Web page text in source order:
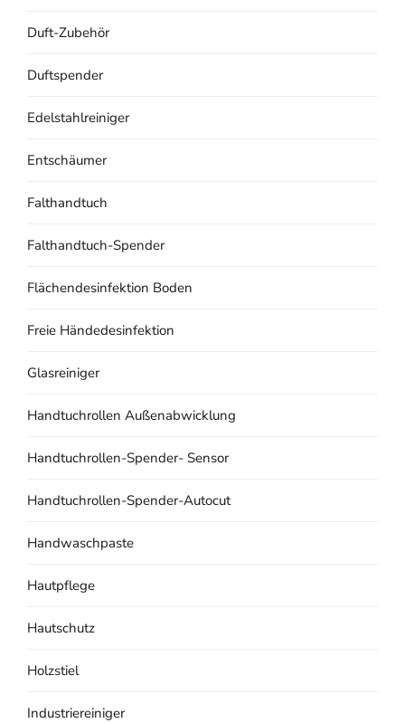
Duft-Zubehör
Duftspender
Edelstahlreiniger
Entschäumer
Falthandtuch
Falthandtuch-Spender
Flächendesinfektion Boden
Freie Händedesinfektion
Glasreiniger
Handtuchrollen Außenabwicklung
Handtuchrollen-Spender- Sensor
Handtuchrollen-Spender-Autocut
Handwaschpaste
Hautpflege
Hautschutz
Holzstiel
Industriereiniger